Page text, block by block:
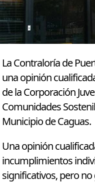
La Contraloría de
una opinión
de la Corporación
Comunidades
Municipio de Caguas.
Una opinión
incumplimientos
significativos, pero